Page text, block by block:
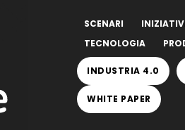
SCENARI
TECNOLOGIA
INDUSTRIA 4.0
WHITE PAPER